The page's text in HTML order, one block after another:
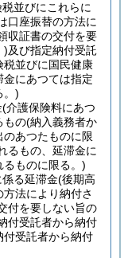
並びにこれらに
口座振替の方法に
収証書の交付を要
)及び指定納付受託
税並びに国民健康
にあつては指定
。)
(介護保険料にあつ
もの(納入義務者か
あつたものに限
るもの、延滞金に
るものに限る。)
る延滞金(後期高
法により納付さ
付を要しない旨の
付受託者から納付
付受託者から納付